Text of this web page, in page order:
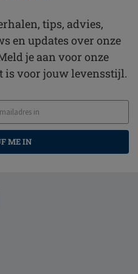
tips, advies,
en updates over onze
je aan voor onze
is voor jouw levensstijl.
ME IN